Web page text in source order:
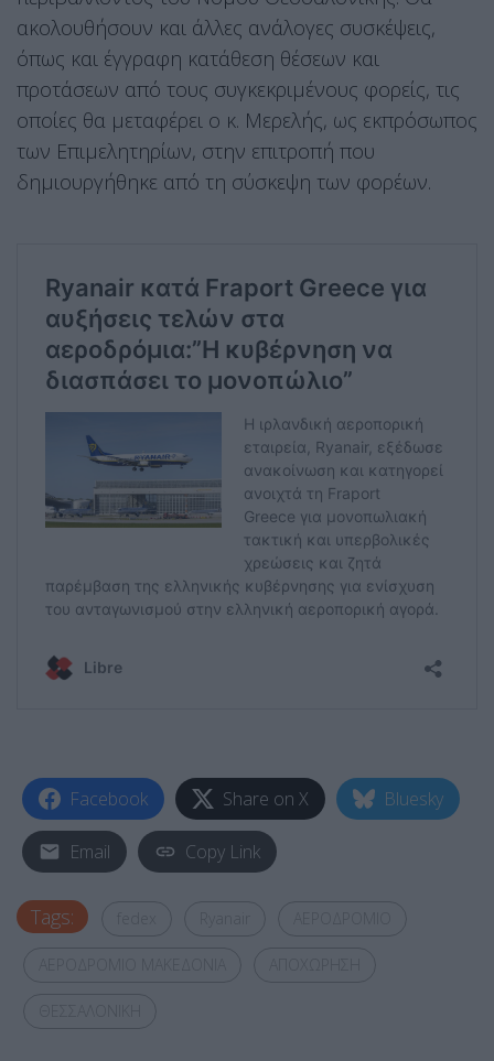
ακολουθήσουν και άλλες ανάλογες συσκέψεις,
όπως και έγγραφη κατάθεση θέσεων και
προτάσεων από τους συγκεκριμένους φορείς, τις
οποίες θα μεταφέρει ο κ. Μερελής, ως εκπρόσωπος
των Επιμελητηρίων, στην επιτροπή που
δημιουργήθηκε από τη σύσκεψη των φορέων.
Facebook Share on X Bluesky
Email Copy Link
Tags: